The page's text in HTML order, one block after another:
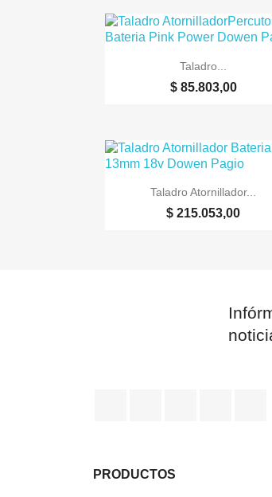
Vista rápida
Taladro...
$ 85.803,00
 Vista rápida
Taladro Atornillador...
$ 215.053,00
PRODUCTOS